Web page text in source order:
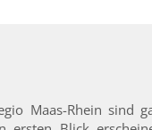
Maas-Rhein sind